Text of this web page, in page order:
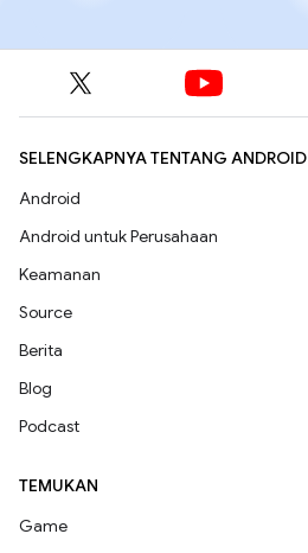
SELENGKAPNYA TENTANG ANDROID
Android
Android untuk Perusahaan
Keamanan
Source
Berita
Blog
Podcast
TEMUKAN
Game